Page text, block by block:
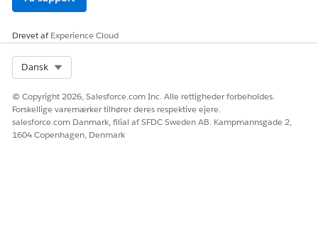
Giv os besked, så vi kan forbedre os!
Drevet afExperience Cloud
Dansk
© Copyright 2026, Salesforce.com Inc. Alle rettigheder forbeholdes.
Forskellige varemærker tilhører deres respektive ejere.
salesforce.com Danmark, filial af SFDC Sweden AB. Kampmannsgade 2,
1604 Copenhagen, Denmark